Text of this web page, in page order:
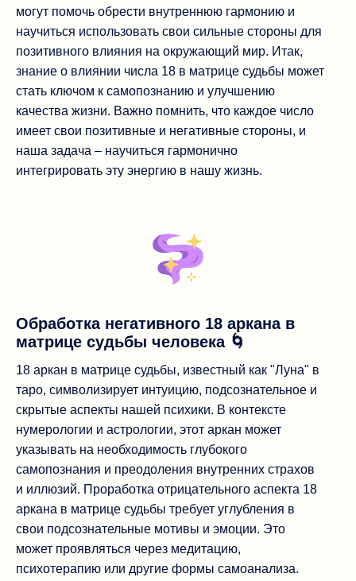
могут помочь обрести внутреннюю гармонию и
научиться использовать свои сильные стороны для
позитивного влияния на окружающий мир. Итак,
знание о влиянии числа 18 в матрице судьбы может
стать ключом к самопознанию и улучшению
качества жизни. Важно помнить, что каждое число
имеет свои позитивные и негативные стороны, и
наша задача – научиться гармонично
интегрировать эту энергию в нашу жизнь.
Обработка негативного 18 аркана в
матрице судьбы человека 🌀
18 аркан в матрице судьбы, известный как "Луна" в
таро, символизирует интуицию, подсознательное и
скрытые аспекты нашей психики. В контексте
нумерологии и астрологии, этот аркан может
указывать на необходимость глубокого
самопознания и преодоления внутренних страхов
и иллюзий. Проработка отрицательного аспекта 18
аркана в матрице судьбы требует углубления в
свои подсознательные мотивы и эмоции. Это
может проявляться через медитацию,
психотерапию или другие формы самоанализа.